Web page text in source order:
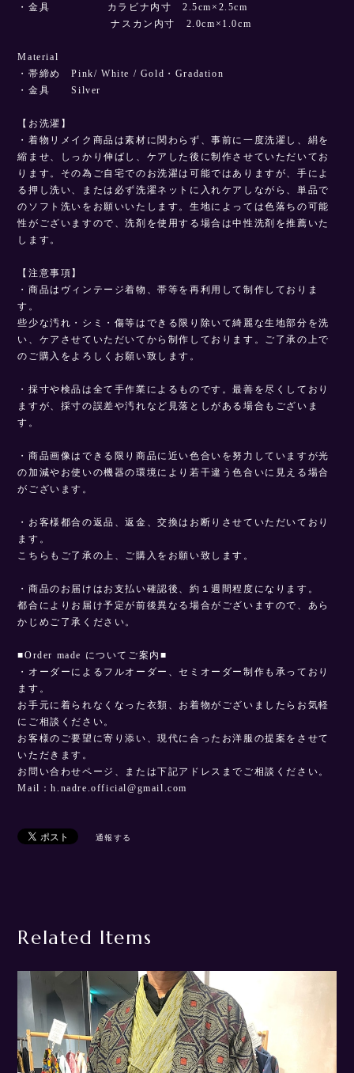
・金具 カラビナ内寸 2.5cm×2.5cm
ナスカン内寸 2.0cm×1.0cm
Material
・帯締め Pink/ White / Gold・Gradation
・金具 Silver
【お洗濯】
・着物リメイク商品は素材に関わらず、事前に一度洗濯し、絹を
縮ませ、しっかり伸ばし、ケアした後に制作させていただいてお
ります。その為ご自宅でのお洗濯は可能ではありますが、手によ
る押し洗い、または必ず洗濯ネットに入れケアしながら、単品で
のソフト洗いをお願いいたします。生地によっては色落ちの可能
性がございますので、洗剤を使用する場合は中性洗剤を推薦いた
します。
【注意事項】
・商品はヴィンテージ着物、帯等を再利用して制作しておりま
す。
些少な汚れ・シミ・傷等はできる限り除いて綺麗な生地部分を洗
い、ケアさせていただいてから制作しております。ご了承の上で
のご購入をよろしくお願い致します。
・採寸や検品は全て手作業によるものです。最善を尽くしており
ますが、採寸の誤差や汚れなど見落としがある場合もございま
す。
・商品画像はできる限り商品に近い色合いを努力していますが光
の加減やお使いの機器の環境により若干違う色合いに見える場合
がございます。
・お客様都合の返品、返金、交換はお断りさせていただいており
ます。
こちらもご了承の上、ご購入をお願い致します。
・商品のお届けはお支払い確認後、約１週間程度になります。
都合によりお届け予定が前後異なる場合がございますので、あら
かじめご了承ください。
■Order made についてご案内■
・オーダーによるフルオーダー、セミオーダー制作も承っており
ます。
お手元に着られなくなった衣類、お着物がございましたらお気軽
にご相談ください。
お客様のご要望に寄り添い、現代に合ったお洋服の提案をさせて
いただきます。
お問い合わせページ、または下記アドレスまでご相談ください。
Mail：h.nadre.official@gmail.com
通報する
Related Items